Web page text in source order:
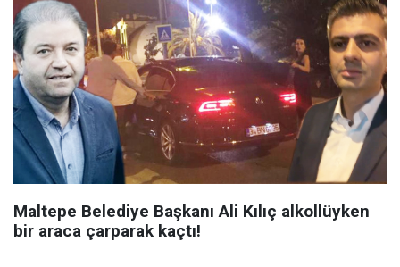
Maltepe Belediye Başkanı Ali Kılıç alkollüyken
bir araca çarparak kaçtı!